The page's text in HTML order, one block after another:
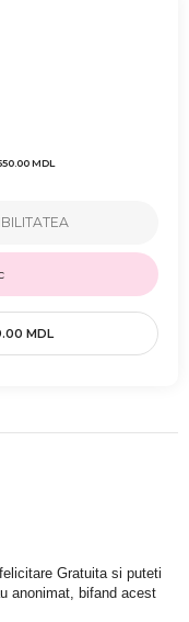
MDL
MDL
Gratuita si puteti
anonimat, bifand acest